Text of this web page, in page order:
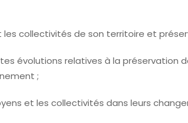
collectivités de son territoire et
évolutions relatives à la préservation
;
et les collectivités dans leurs